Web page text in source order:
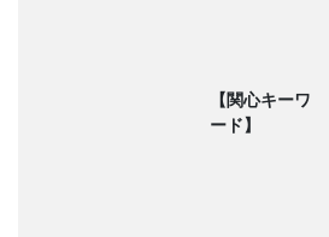
【関心キーワ
ード】